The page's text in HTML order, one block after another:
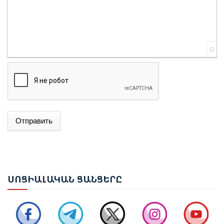
0
Отправить
ՍՈՑԻԱԼԱԿԱՆ ՑԱՆՑԵՐԸ
ԱԴՐԲԵՋԱՆԻ ԱԳ ՆԱԽԱՐԱՐ ՋԵՅՀՈՒՆ ԲԱՅՐԱՄՈՎԸ
ՎԵՐԱԿԱՆԳՆՄԱՆ ՀԱՐՑԵՐՈՎ ՀԱՅԱՍՏԱՆ-ԹՈՒՐՔԻԱ